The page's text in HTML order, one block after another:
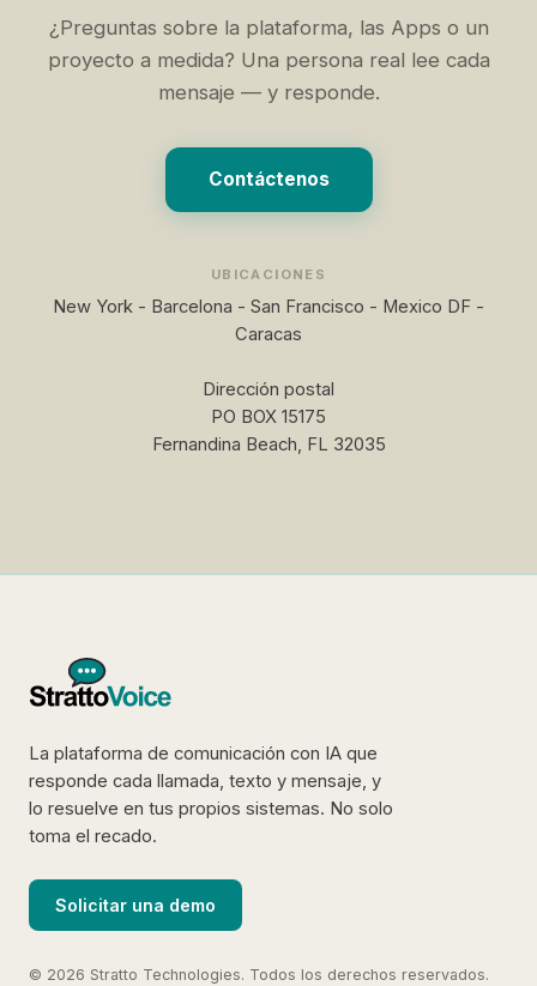
¿Preguntas sobre la plataforma, las Apps o un
proyecto a medida? Una persona real lee cada
mensaje — y responde.
Contáctenos
UBICACIONES
New York - Barcelona - San Francisco - Mexico DF -
Caracas
Dirección postal
PO BOX 15175
Fernandina Beach, FL 32035
La plataforma de comunicación con IA que
responde cada llamada, texto y mensaje, y
lo resuelve en tus propios sistemas. No solo
toma el recado.
Solicitar una demo
© 2026 Stratto Technologies. Todos los derechos reservados.